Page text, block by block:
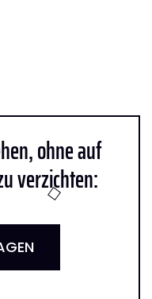
ohne auf
verzichten: